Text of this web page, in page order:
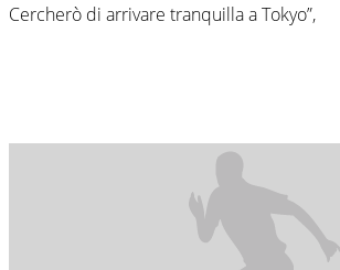
Cercherò di arrivare tranquilla a Tokyo”,